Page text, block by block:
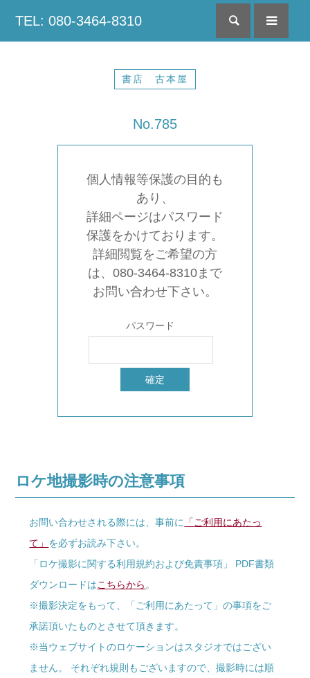
TEL: 080-3464-8310 検索
書店 古本屋
No.785
個人情報等保護の目的も
あり、
詳細ページはパスワード
保護をかけております。
詳細閲覧をご希望の方
は、080-3464-8310まで
お問い合わせ下さい。
パスワード
ロケ地撮影時の注意事項
お問い合わせされる際には、事前に 「ご利用にあたっ
て」 を必ずお読み下さい。
「ロケ撮影に関する利用規約および免責事項」 PDF書類
ダウンロードはこちらから。
※撮影決定をもって、「ご利用にあたって」の事項をご
承諾頂いたものとさせて頂きます。
※当ウェブサイトのロケーションはスタジオではござい
ません。 それぞれ規則もございますので、撮影時には順